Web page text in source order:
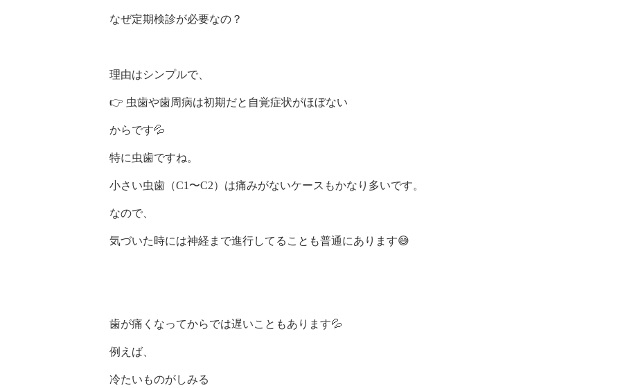
なぜ定期検診が必要なの？
理由はシンプルで、
👉 虫歯や歯周病は初期だと自覚症状がほぼない
からです💦
特に虫歯ですね。
小さい虫歯（C1〜C2）は痛みがないケースもかなり多いです。
なので、
気づいた時には神経まで進行してることも普通にあります😅
歯が痛くなってからでは遅いこともあります💦
例えば、
冷たいものがしみる